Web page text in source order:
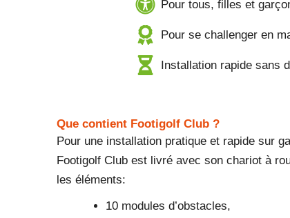
Pour tous, filles et
Pour se challenger en
Installation rapide sans
Que contient Footigolf Club ?
Pour une installation pratique et rapide sur
Footigolf Club est livré avec son chariot à
les éléments:
10 modules d’obstacles,